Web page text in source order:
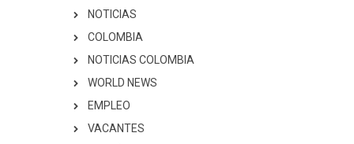
NOTICIAS
COLOMBIA
NOTICIAS COLOMBIA
WORLD NEWS
EMPLEO
VACANTES